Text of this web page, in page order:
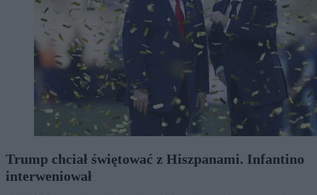
Trump chciał świętować z Hiszpanami. Infantino
interweniował